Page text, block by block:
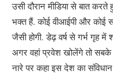
उसी दौरान मीडिया से बात
भक्त हैं. कोई वीआईपी और कोई
जैसी होगी. डेढ़ वर्ष से गर्भ गृह
अगर वहां प्रवेश खोलेंगे तो
नारे पर कहा इस देश का